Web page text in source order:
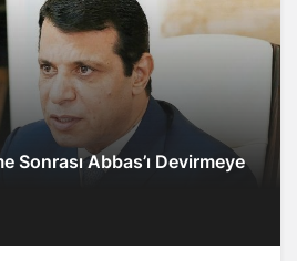
Sonrası Abbas’ı Devirmeye